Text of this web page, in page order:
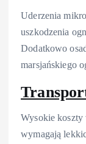
Uderzenia
uszkodzenia
Dodatkowo
marsjańskiego
Wysokie
wymagają